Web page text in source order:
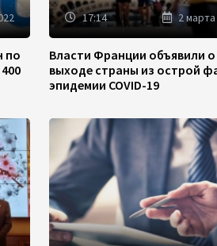
по
17:14 2 марта
Власти Франции объявили о
выходе страны из острой
эпидемии COVID-19